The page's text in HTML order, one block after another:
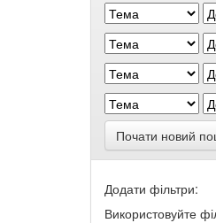
Почати новий
Додати фільтри:
Використовуйте